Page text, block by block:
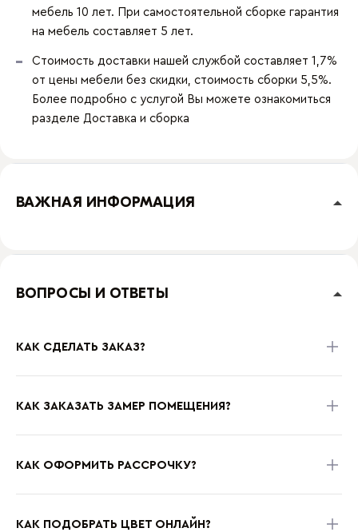
мебель 10 лет. При самостоятельной сборке гарантия
на мебель составляет 5 лет.
Стоимость доставки нашей службой составляет 1,7%
от цены мебели без скидки, стоимость сборки 5,5%.
Более подробно с услугой Вы можете ознакомиться
разделе Доставка и сборка
ВАЖНАЯ ИНФОРМАЦИЯ
ВОПРОСЫ И ОТВЕТЫ
КАК СДЕЛАТЬ ЗАКАЗ?
КАК ЗАКАЗАТЬ ЗАМЕР ПОМЕЩЕНИЯ?
КАК ОФОРМИТЬ РАССРОЧКУ?
КАК ПОДОБРАТЬ ЦВЕТ ОНЛАЙН?